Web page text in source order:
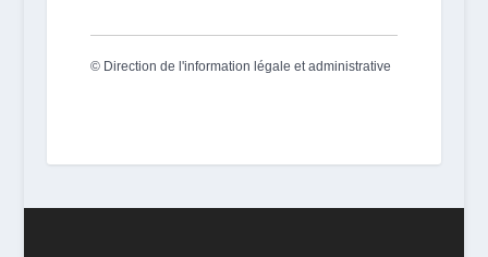
© Direction de l'information légale et administrative